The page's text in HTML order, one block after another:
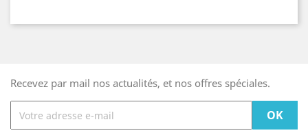
Recevez par mail nos actualités, et nos offres spéciales.